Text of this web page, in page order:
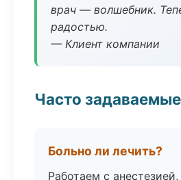
врач — волшебник.
радостью.
— Клиент компании
Часто
Больно ли лечить?
Работаем с